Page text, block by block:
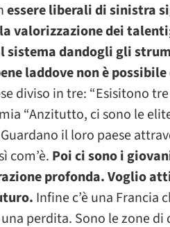
essere liberali di sinistra
valorizzazione dei
sistema dandogli gli
laddove non è
diviso in tre: “Esisitono
“Anzitutto, ci sono le
il loro paese
com’è. Poi ci sono i
profonda. Voglio
Infine c’è una Francia
perdita. Sono le zone